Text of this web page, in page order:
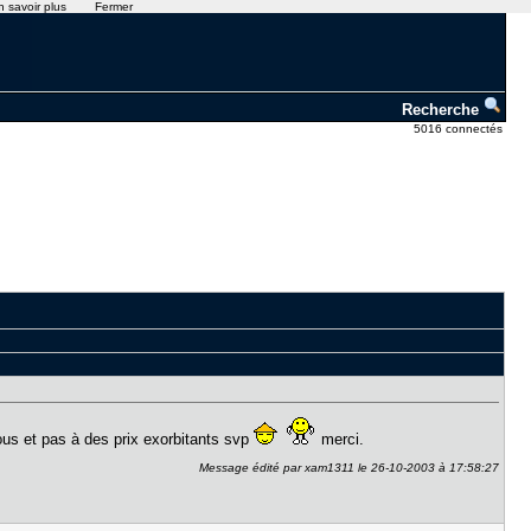
Recherche
5016 connectés
et pas à des prix exorbitants svp merci.
Message édité par xam1311 le 26-10-2003 à 17:58:27
savoir plus Fermer